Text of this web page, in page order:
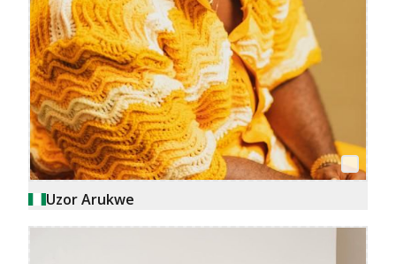
Uzor Arukwe